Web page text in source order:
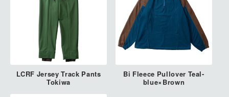
LCRF Jersey Track Pants
Tokiwa
Bi Fleece Pullover Teal-
blue×Brown